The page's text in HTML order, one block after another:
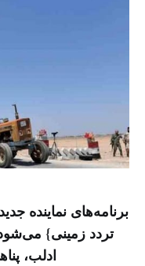
برنامه‌های نماینده
تردد زمینی}
ادلب،